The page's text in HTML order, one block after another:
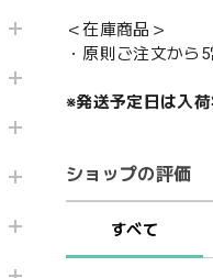
＜在庫商品＞
・原則ご注文から
※発送予定日は入
ショップの評価
すべて